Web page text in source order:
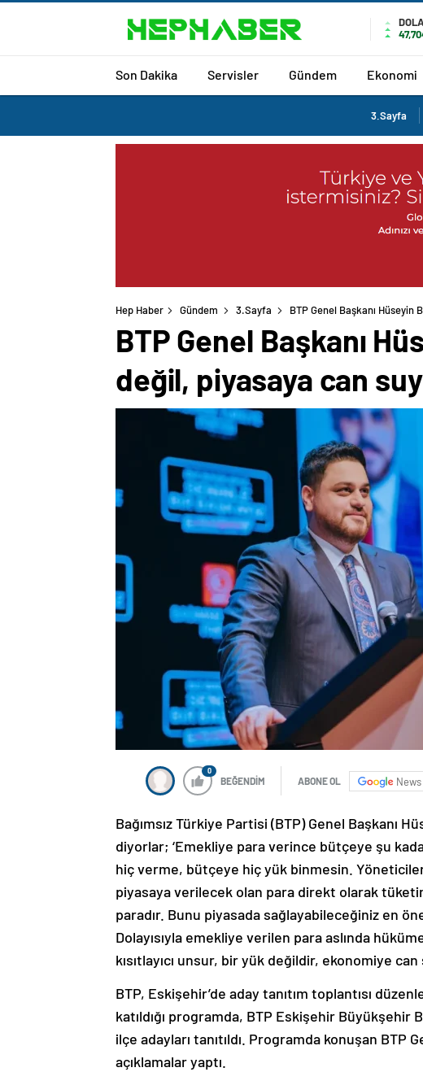
Son Dakika Servisler Gündem Ekonomi
3.Sayfa
Hep Haber Gündem 3.Sayfa BTP Genel Başkanı
BTP Genel Başkanı
değil, piyasaya can
0
BEĞENDİM ABONE OL News
Bağımsız Türkiye Partisi (BTP) Genel Başkanı
diyorlar; ‘Emekliye para verince bütçeye şu
hiç verme, bütçeye hiç yük binmesin.
piyasaya verilecek olan para direkt olarak
paradır. Bunu piyasada sağlayabileceğiniz en
Dolayısıyla emekliye verilen para aslında
kısıtlayıcı unsur, bir yük değildir, ekonomiye
BTP, Eskişehir’de aday tanıtım toplantısı
katıldığı programda, BTP Eskişehir Büyükşehir
ilçe adayları tanıtıldı. Programda konuşan BTP
açıklamalar yaptı.